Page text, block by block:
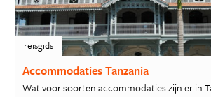
reisgids
Accommodaties Tanzania
Wat voor soorten accommodaties zijn er in